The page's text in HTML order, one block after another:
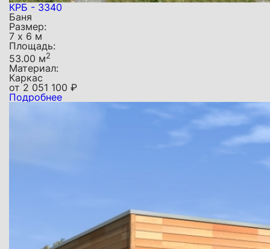
КРБ - 3340
Баня
Размер:
7 х 6 м
Площадь:
53.00 м2
Материал:
Каркас
от2 051 100 ₽
Подробнее